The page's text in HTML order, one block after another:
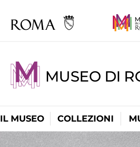
MUSEO DI
IL MUSEO COLLEZIONI